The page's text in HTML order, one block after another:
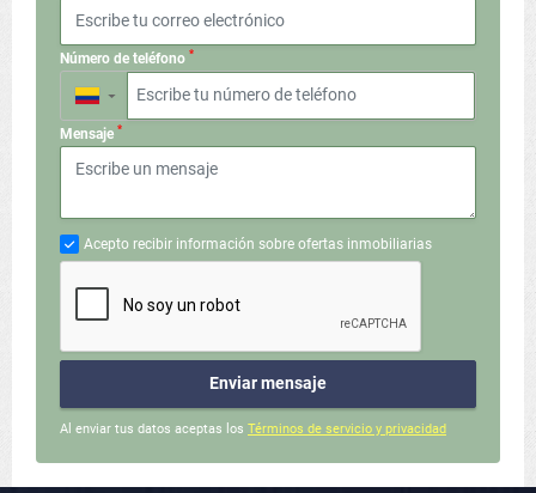
Número de teléfono *
▼
Mensaje *
Acepto recibir información sobre ofertas inmobiliarias
Enviar mensaje
Al enviar tus datos aceptas los Términos de servicio y privacidad